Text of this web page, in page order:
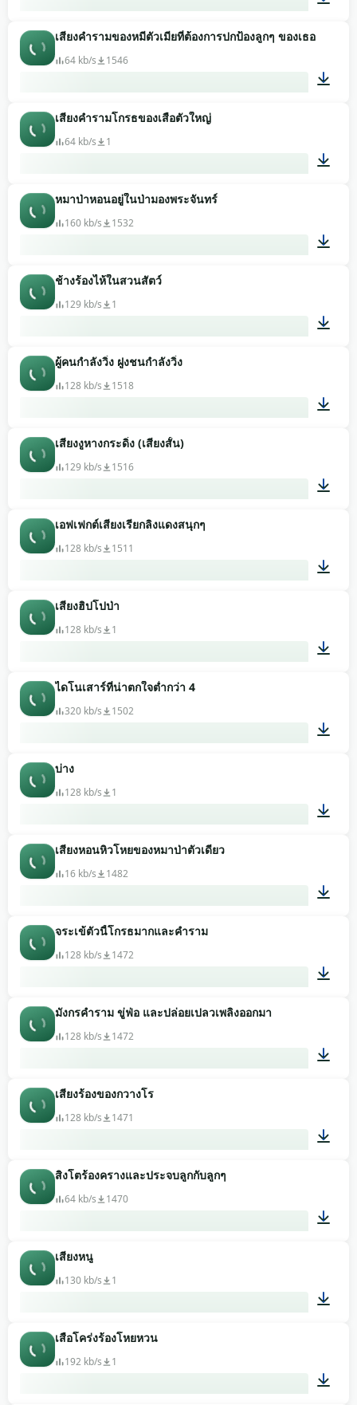
00:05
เสียงคำรามของหมีตัวเมียที่ต้องการปกป้องลูกๆ ของเธอ
64 kb/s 1546
เสียงคำรามโกรธของเสือตัวใหญ่
64 kb/s 1
หมาป่าหอนอยู่ในป่ามองพระจันทร์
160 kb/s 1532
ช้างร้องไห้ในสวนสัตว์
129 kb/s 1
ผู้คนกำลังวิ่ง ฝูงชนกำลังวิ่ง
128 kb/s 1518
เสียงงูหางกระดิ่ง (เสียงสั้น)
129 kb/s 1516
เอฟเฟกต์เสียงเรียกลิงแดงสนุกๆ
128 kb/s 1511
เสียงฮิปโปป่า
128 kb/s 1
ไดโนเสาร์ที่น่าตกใจต่ำกว่า 4
320 kb/s 1502
บ่าง
128 kb/s 1
เสียงหอนหิวโหยของหมาป่าตัวเดียว
16 kb/s 1482
จระเข้ตัวนี้โกรธมากและคำราม
128 kb/s 1472
มังกรคำราม ขู่ฟ่อ และปล่อยเปลวเพลิงออกมา
128 kb/s 1472
เสียงร้องของกวางโร
128 kb/s 1471
สิงโตร้องครางและประจบลูกกับลูกๆ
64 kb/s 1470
เสียงหนู
130 kb/s 1
เสือโคร่งร้องโหยหวน
192 kb/s 1